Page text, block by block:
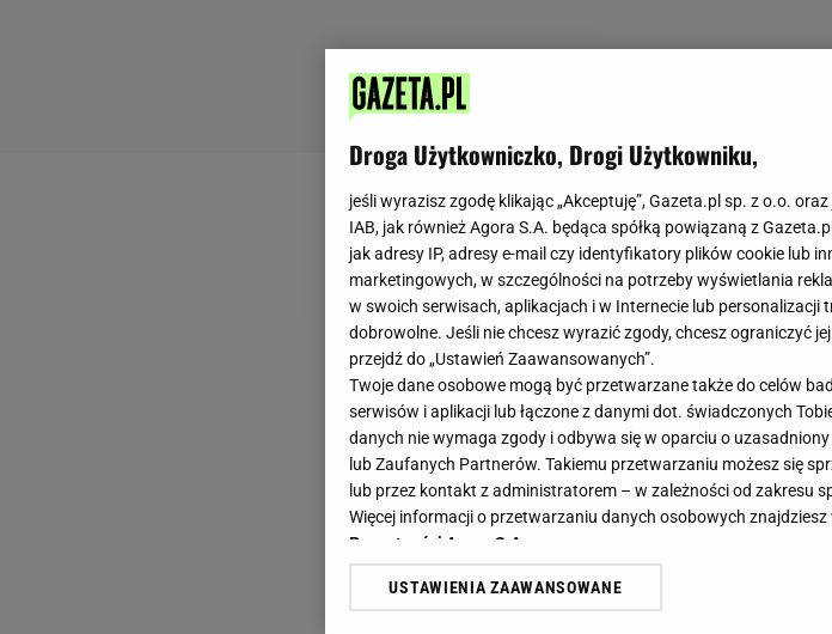
Droga Użytkowniczko, Drogi Użytkowniku,
jeśli wyrazisz zgodę klikając „Akceptuję”, Gazeta.pl sp. z o.o.
IAB, jak również Agora S.A. będąca spółką powiązaną z
jak adresy IP, adresy e-mail czy identyfikatory plików cookie lub
marketingowych, w szczególności na potrzeby wyświetlania
w swoich serwisach, aplikacjach i w Internecie lub personalizacji
dobrowolne. Jeśli nie chcesz wyrazić zgody, chcesz ograniczyć
przejdź do „Ustawień Zaawansowanych”.
Twoje dane osobowe mogą być przetwarzane także do celów
serwisów i aplikacji lub łączone z danymi dot. świadczonych
danych nie wymaga zgody i odbywa się w oparciu o
lub Zaufanych Partnerów. Takiemu przetwarzaniu możesz się
lub przez kontakt z administratorem – w zależności od zakresu
Więcej informacji o przetwarzaniu danych osobowych znajdziesz
Prywatności Agora S.A.
Klikając „Akceptuję” wyrażasz też zgodę na zainstalowanie i
USTAWIENIA ZAAWANSOWANE